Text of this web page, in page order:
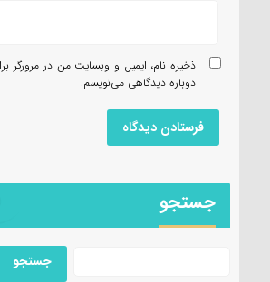
ذخیره نام، ایمیل و وبسایت من در مرورگر
دوباره دیدگاهی می‌نویسم.
جستجو